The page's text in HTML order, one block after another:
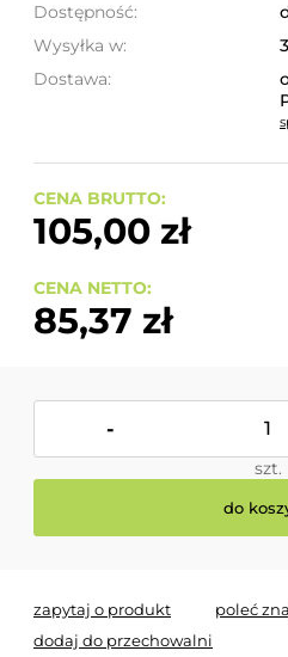
Dostępność:
Wysyłka w:
Dostawa:
Cena nie zawiera
CENA BRUTTO:
105,00 zł
CENA NETTO:
85,37 zł
-
szt.
do
zapytaj o produkt poleć
dodaj do przechowalni